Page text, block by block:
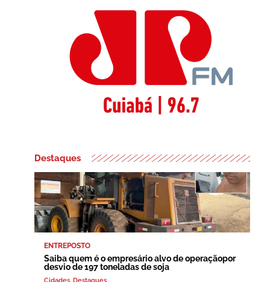
Destaques
ENTREPOSTO
Saiba quem é o empresário alvo de operaçãopor
desvio de 197 toneladas de soja
Cidades Destaques